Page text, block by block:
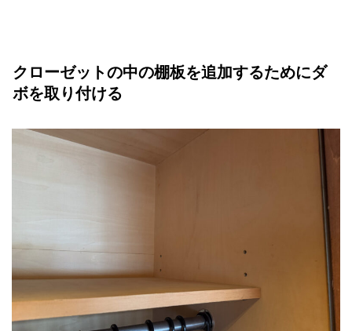
クローゼットの中の棚板を追加するためにダ
ボを取り付ける